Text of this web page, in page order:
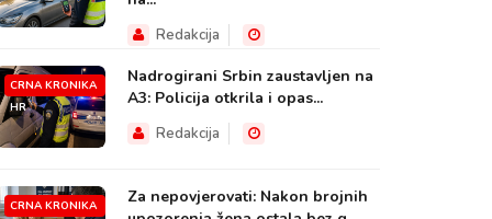
Redakcija
CRNA KRONIKA
HR
Nadrogirani Srbin zaustavljen na
A3: Policija otkrila i opas...
Redakcija
CRNA KRONIKA
Za nepovjerovati: Nakon brojnih